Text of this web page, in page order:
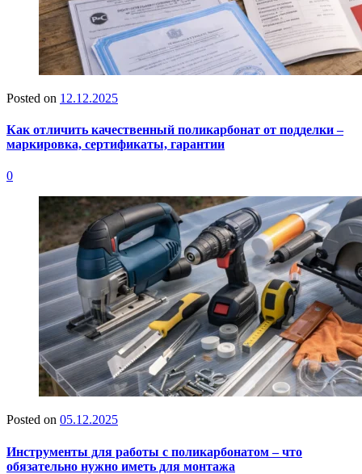
Posted on 12.12.2025
Как отличить качественный поликарбонат от подделки –
маркировка, сертификаты, гарантии
0
Posted on 05.12.2025
Инструменты для работы с поликарбонатом – что
обязательно нужно иметь для монтажа